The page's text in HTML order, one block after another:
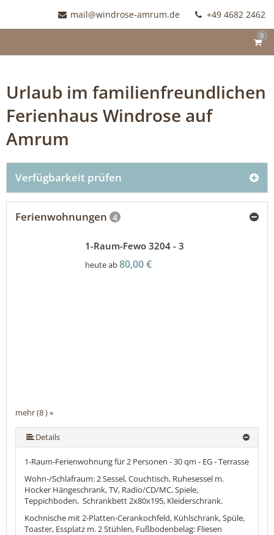
mail@windrose-amrum.de +49 4682 2462
0
Urlaub im familienfreundlichen
Ferienhaus Windrose auf
Amrum
Verfügbarkeit prüfen
Ferienwohnungen 4
mehr (8 ) »
mehr (8 ) »
mehr (8 ) »
mehr (8 ) »
mehr (8 ) »
1-Raum-Fewo 3204 - 3
heute ab80,00 €
Details
1-Raum-Ferienwohnung für 2 Personen - 30 qm - EG - Terrasse
Wohn-/Schlafraum: 2 Sessel, Couchtisch, Ruhesessel m.
Hocker Hängeschrank, TV, Radio/CD/MC, Spiele,
Teppichboden, Schrankbett 2x80x195, Kleiderschrank.
Kochnische mit 2-Platten-Cerankochfeld, Kühlschrank, Spüle,
Toaster, Essplatz m. 2 Stühlen, Fußbodenbelag: Fliesen